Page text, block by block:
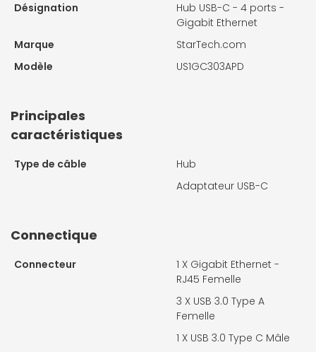
Désignation
Hub USB-C - 4 ports -
Gigabit Ethernet
Marque
StarTech.com
Modèle
US1GC303APD
Principales
caractéristiques
Type de câble
Hub
Adaptateur USB-C
Connectique
Connecteur 1 X Gigabit Ethernet -
RJ45 Femelle
3 X USB 3.0 Type A
Femelle
1 X USB 3.0 Type C Mâle